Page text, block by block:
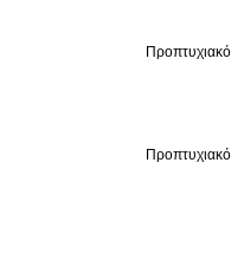
Προπτυχιακό
Προπτυχιακό